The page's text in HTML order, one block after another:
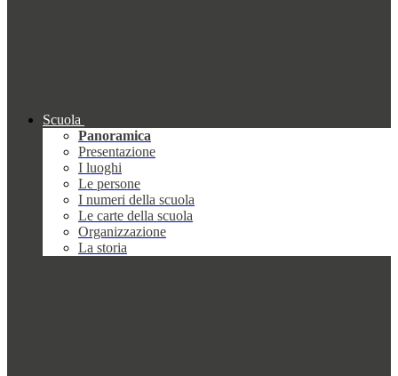
Scuola
Panoramica
Presentazione
I luoghi
Le persone
I numeri della scuola
Le carte della scuola
Organizzazione
La storia